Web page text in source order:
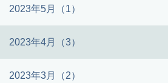
2023年5月（1）
2023年4月（3）
2023年3月（2）